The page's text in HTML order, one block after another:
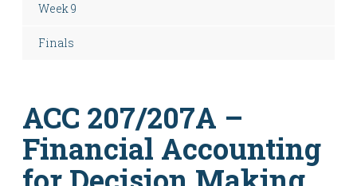
Week 9
Finals
ACC 207/207A –
Financial Accounting